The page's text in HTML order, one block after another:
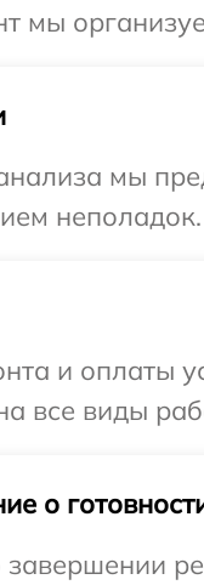
мы
мы
неполадок.
и оплаты
все виды
о